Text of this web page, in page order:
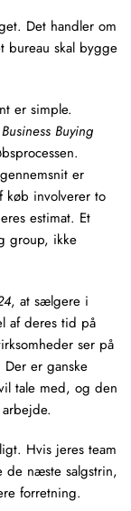
Det handler om
bureau skal bygge
er simple.
Buying
er
køb involverer to
estimat. Et
group, ikke
, at sælgere i
af deres tid på
ser på
Der er ganske
tale med, og den
Hvis jeres team
de næste salgstrin,
forretning.